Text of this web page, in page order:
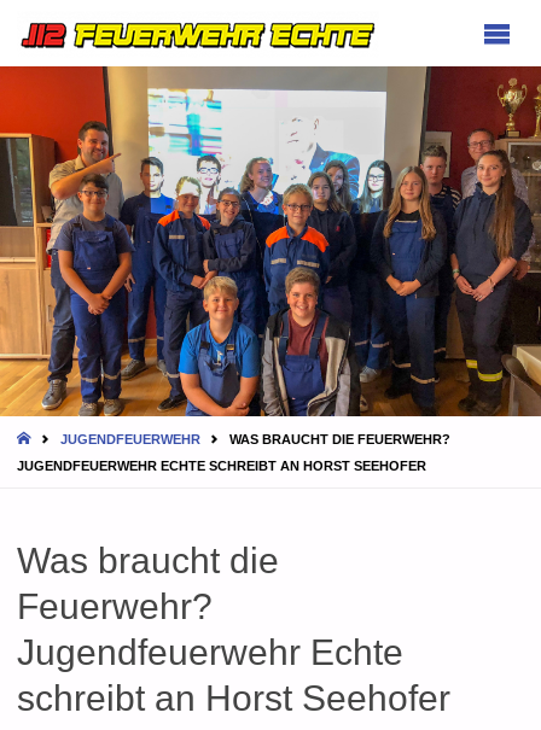
HOMEJUGENDFEUERWEHR
WAS BRAUCHT DIE FEUERWEHR?
JUGENDFEUERWEHR ECHTE SCHREIBT AN HORST SEEHOFER
Was braucht die
Feuerwehr?
Jugendfeuerwehr Echte
schreibt an Horst Seehofer